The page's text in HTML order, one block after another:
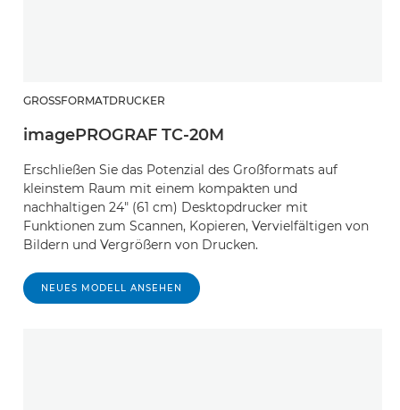
GROSSFORMATDRUCKER
imagePROGRAF TC-20M
Erschließen Sie das Potenzial des Großformats auf
kleinstem Raum mit einem kompakten und
nachhaltigen 24" (61 cm) Desktopdrucker mit
Funktionen zum Scannen, Kopieren, Vervielfältigen von
Bildern und Vergrößern von Drucken.
NEUES MODELL ANSEHEN